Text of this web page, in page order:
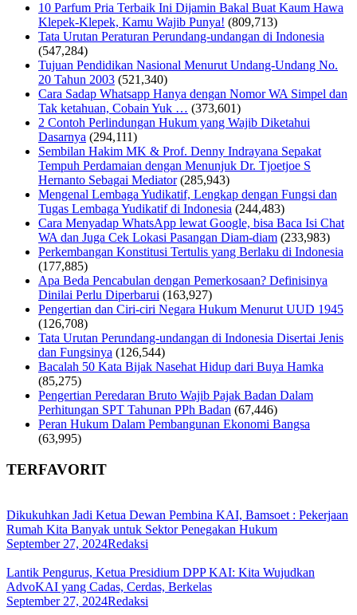
10 Parfum Pria Terbaik Ini Dijamin Bakal Buat Kaum Hawa
Klepek-Klepek, Kamu Wajib Punya! (809,713)
Tata Urutan Peraturan Perundang-undangan di Indonesia
(547,284)
Tujuan Pendidikan Nasional Menurut Undang-Undang No.
20 Tahun 2003 (521,340)
Cara Sadap Whatsapp Hanya dengan Nomor WA Simpel dan
Tak ketahuan, Cobain Yuk … (373,601)
2 Contoh Perlindungan Hukum yang Wajib Diketahui
Dasarnya (294,111)
Sembilan Hakim MK & Prof. Denny Indrayana Sepakat
Tempuh Perdamaian dengan Menunjuk Dr. Tjoetjoe S
Hernanto Sebagai Mediator (285,943)
Mengenal Lembaga Yudikatif, Lengkap dengan Fungsi dan
Tugas Lembaga Yudikatif di Indonesia (244,483)
Cara Menyadap WhatsApp lewat Google, bisa Baca Isi Chat
WA dan Juga Cek Lokasi Pasangan Diam-diam (233,983)
Perkembangan Konstitusi Tertulis yang Berlaku di Indonesia
(177,885)
Apa Beda Pencabulan dengan Pemerkosaan? Definisinya
Dinilai Perlu Diperbarui (163,927)
Pengertian dan Ciri-ciri Negara Hukum Menurut UUD 1945
(126,708)
Tata Urutan Perundang-undangan di Indonesia Disertai Jenis
dan Fungsinya (126,544)
Bacalah 50 Kata Bijak Nasehat Hidup dari Buya Hamka
(85,275)
Pengertian Peredaran Bruto Wajib Pajak Badan Dalam
Perhitungan SPT Tahunan PPh Badan (67,446)
Peran Hukum Dalam Pembangunan Ekonomi Bangsa
(63,995)
TERFAVORIT
Dikukuhkan Jadi Ketua Dewan Pembina KAI, Bamsoet : Pekerjaan
Rumah Kita Banyak untuk Sektor Penegakan Hukum
September 27, 2024Redaksi
Lantik Pengurus, Ketua Presidium DPP KAI: Kita Wujudkan
AdvoKAI yang Cadas, Cerdas, Berkelas
September 27, 2024Redaksi